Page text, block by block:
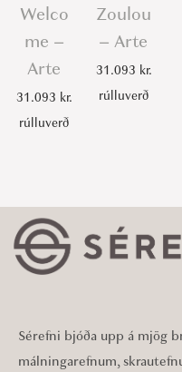
Welco
me –
Arte
31.093 kr.
rúlluverð
Zoulou
– Arte
31.093 kr.
rúlluverð
Sérefni bjóða upp á mjög
málningarefnum,